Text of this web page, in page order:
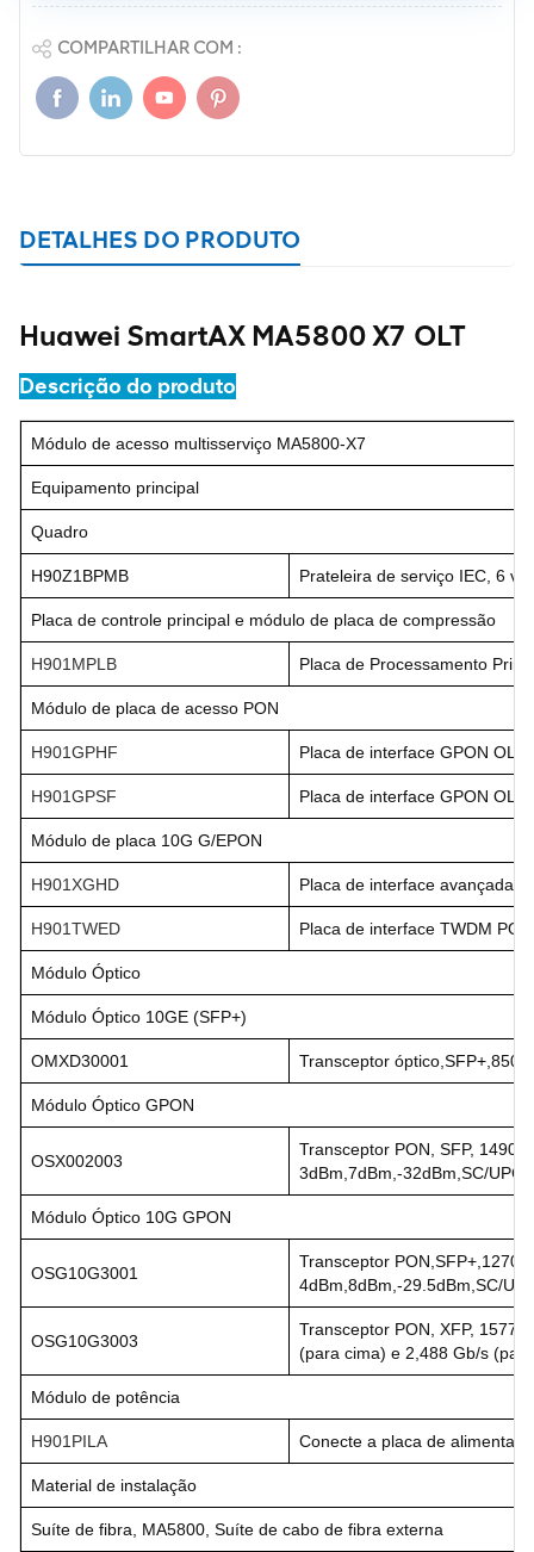
COMPARTILHAR COM :
DETALHES DO PRODUTO
Huawei SmartAX MA5800 X7 OLT
Descrição do produto
Módulo de acesso multisserviço MA5800-X7
Equipamento principal
Quadro
H90Z1BPMB Prateleira de serviço IEC, 6
Placa de controle principal e módulo de placa de compressão
H901MPLB Placa de Processamento
Módulo de placa de acesso PON
H901GPHF Placa de interface GPON
H901GPSF Placa de interface GPON OLT
Módulo de placa 10G G/EPON
H901XGHD Placa de interface avançada
H901TWED Placa de interface TWDM
Módulo Óptico
Módulo Óptico 10GE (SFP+)
OMXD30001 Transceptor
Módulo Óptico GPON
OSX002003
Transceptor PON, SFP,
3dBm,7dBm,-32dBm,SC/UPC
Módulo Óptico 10G GPON
OSG10G3001
Transceptor
4dBm,8dBm,-29.5dBm,SC/
OSG10G3003
Transceptor PON, XFP,
(para cima) e 2,488 Gb/s
Módulo de potência
H901PILA Conecte a placa de
Material de instalação
Suíte de fibra, MA5800, Suíte de cabo de fibra externa